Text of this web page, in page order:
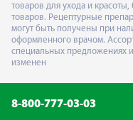
товаров для ухода и
товаров. Рецептурные
могут быть получены при
оформленного врачом.
специальных предложениях
изменен
8-800-777-03-03